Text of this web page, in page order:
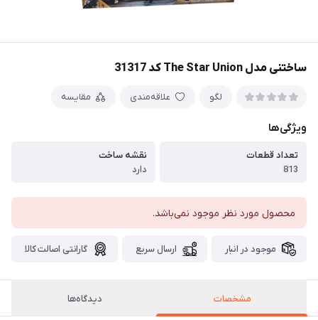
ساختنی مدل The Star Union کد 31317
لگو علاقه‌مندی مقایسه
ویژگی‌ها
تعداد قطعات
813
نقشه ساخت
دارد
محصول مورد نظر موجود نمی‌باشد.
موجود در انبار ارسال سریع گارانتی اصالت کالا
مشخصات دیدگاه‌ها